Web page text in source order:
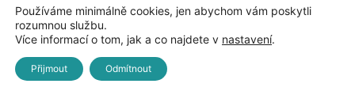
Používáme minimálně cookies, jen abychom vám poskytli
rozumnou službu.
Více informací o tom, jak a co najdete v nastavení.
Přijmout Odmítnout